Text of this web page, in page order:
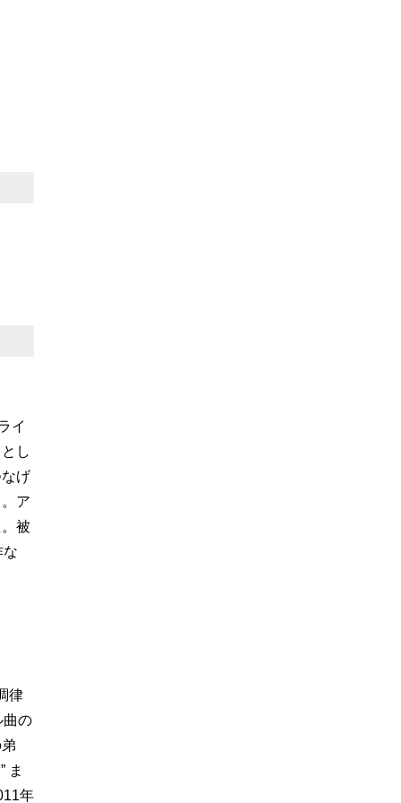
イ
し
げ
ア
被
な
律
曲の
ま
年